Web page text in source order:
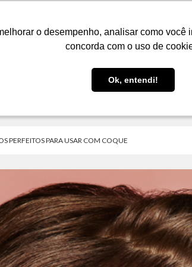
o desempenho, analisar como
concorda com o uso de
Ok, entendi!
o desempenho, analisar como
concorda com o uso de
Ok, entendi!
LOJA FIQUE POR DENTRO
PERFEITOS PARA USAR COM COQUE